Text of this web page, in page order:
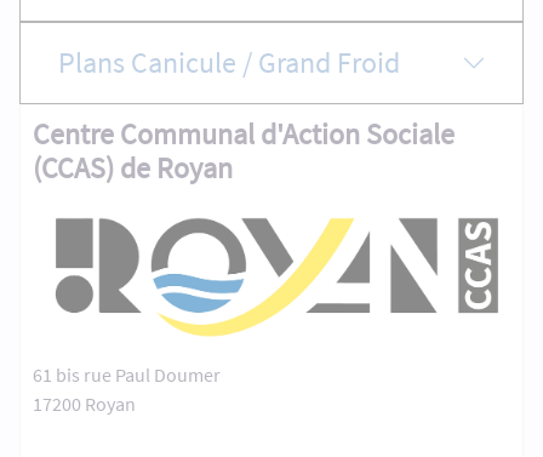
Plans Canicule / Grand Froid
Centre Communal d'Action Sociale
(CCAS) de Royan
61 bis rue Paul Doumer
17200 Royan